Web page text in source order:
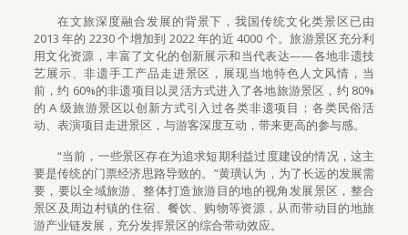
在文旅深度融合发展的背景下，我国传统文化类景区已由
2013 年的 2230 个增加到 2022 年的近 4000 个。旅游景区充分利
用文化资源，丰富了文化的创新展示和当代表达——各地非遗技
艺展示、非遗手工产品走进景区，展现当地特色人文风情，当
前，约 60%的非遗项目以灵活方式进入了各地旅游景区，约 80%
的 A 级旅游景区以创新方式引入过各类非遗项目；各类民俗活
动、表演项目走进景区，与游客深度互动，带来更高的参与感。
“当前，一些景区存在为追求短期利益过度建设的情况，这主
要是传统的门票经济思路导致的。”黄璜认为，为了长远的发展需
要，要以全域旅游、整体打造旅游目的地的视角发展景区，整合
景区及周边村镇的住宿、餐饮、购物等资源，从而带动目的地旅
游产业链发展，充分发挥景区的综合带动效应。